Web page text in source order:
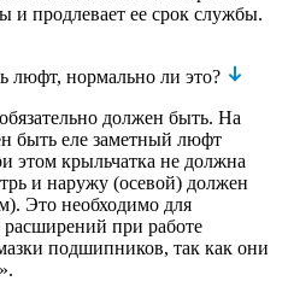
и продлевает ее срок службы.
люфт, нормально ли это?
должен быть. На
быть еле заметный люфт
этом крыльчатка не должна
и наружу (осевой) должен
Это необходимо для
при работе
подшипников, так как они